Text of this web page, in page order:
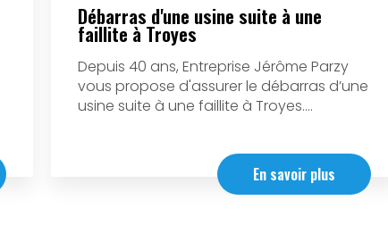
Débarras d'une usine suite à une
faillite à Troyes
Depuis 40 ans, Entreprise Jérôme Parzy
vous propose d'assurer le débarras d’une
usine suite à une faillite à Troyes....
En savoir plus